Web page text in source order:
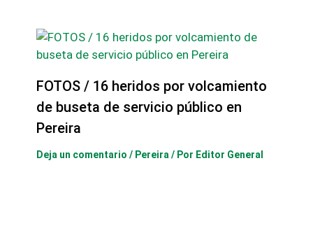
FOTOS / 16 heridos por volcamiento
de buseta de servicio público en
Pereira
Deja un comentario / Pereira / Por Editor General